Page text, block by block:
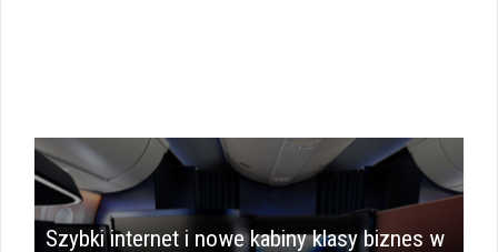
Szybki internet i nowe kabiny klasy biznes w